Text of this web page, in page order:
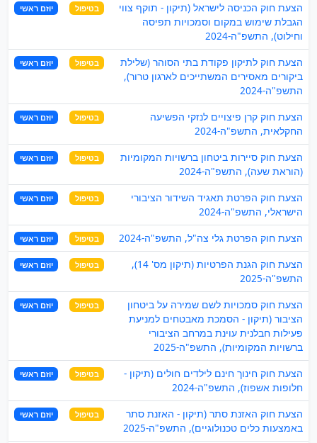
הצעת חוק הכניסה לישראל (תיקון - תוקף צווי
הגבלת שימוש במקום וסמכויות תפיסה
וחילוט), התשפ"ה-2024
בטיפול יוזם ראשי
הצעת חוק לתיקון פקודת בתי הסוהר (שלילת
ביקורים מאסירים המשתייכים לארגון טרור),
התשפ"ה-2024
בטיפול יוזם ראשי
הצעת חוק קרן פיצויים לנזקי הפשיעה
החקלאית, התשפ"ה-2024
בטיפול יוזם ראשי
הצעת חוק סיירות ביטחון ברשויות המקומיות
(הוראת שעה), התשפ"ה-2024
בטיפול יוזם ראשי
הצעת חוק הפרטת תאגיד השידור הציבורי
הישראלי, התשפ"ה-2024
בטיפול יוזם ראשי
הצעת חוק הפרטת גלי צה"ל, התשפ"ה-2024 בטיפול יוזם ראשי
הצעת חוק הגנת הפרטיות (תיקון מס' 14),
התשפ"ה-2025
בטיפול יוזם ראשי
הצעת חוק סמכויות לשם שמירה על ביטחון
הציבור (תיקון - הסמכת מאבטחים למניעת
פעילות חבלנית עוינת במרחב הציבורי
ברשויות המקומיות), התשפ"ה-2025
בטיפול יוזם ראשי
הצעת חוק חינוך חינם לילדים חולים (תיקון -
חלופות אשפוז), התשפ"ה-2024
בטיפול יוזם ראשי
הצעת חוק האזנת סתר (תיקון - האזנת סתר
באמצעות כלים טכנולוגיים), התשפ"ה-2025
בטיפול יוזם ראשי